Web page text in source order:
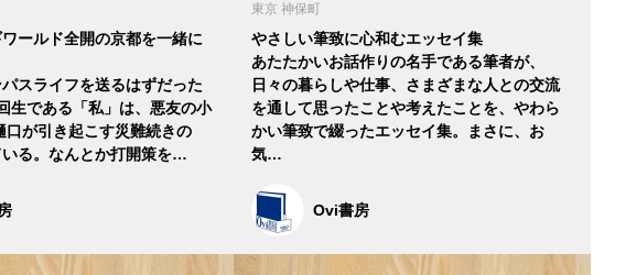
ールド全開の京都を一緒に
スライフを送るはずだった
生である「私」は、悪友の小
口が引き起こす災難続きの
いる。なんとか打開策を…
東京 神保町
やさしい筆致に心和むエッセイ集
あたたかいお話作りの名手である筆者が、
日々の暮らしや仕事、さまざまな人との交流
を通して思ったことや考えたことを、やわら
かい筆致で綴ったエッセイ集。まさに、お
気…
Ovi書房